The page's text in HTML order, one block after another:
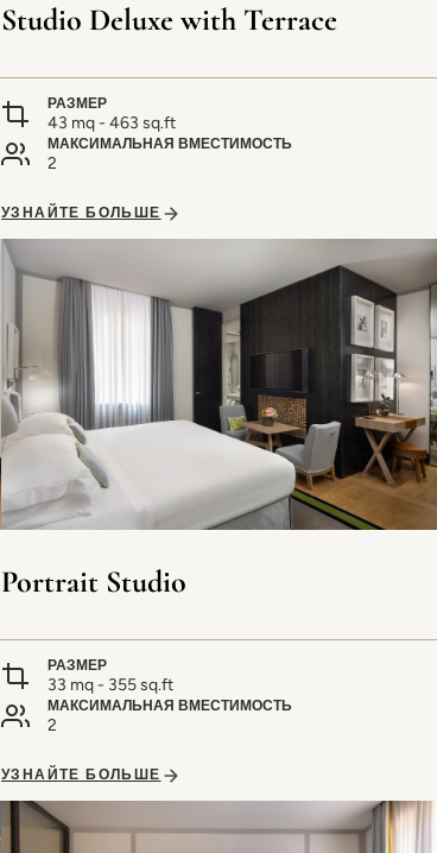
Studio Deluxe with Terrace
РАЗМЕР
43 mq - 463 sq.ft
МАКСИМАЛЬНАЯ ВМЕСТИМОСТЬ
2
УЗНАЙТЕ БОЛЬШЕ
Portrait Studio
РАЗМЕР
33 mq - 355 sq.ft
МАКСИМАЛЬНАЯ ВМЕСТИМОСТЬ
2
УЗНАЙТЕ БОЛЬШЕ